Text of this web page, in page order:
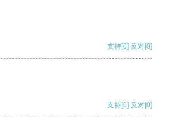
支持[0] 反对[0]
支持[0] 反对[0]